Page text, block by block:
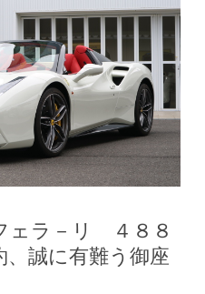
ェラ－リ ４８８
誠に有難う御座